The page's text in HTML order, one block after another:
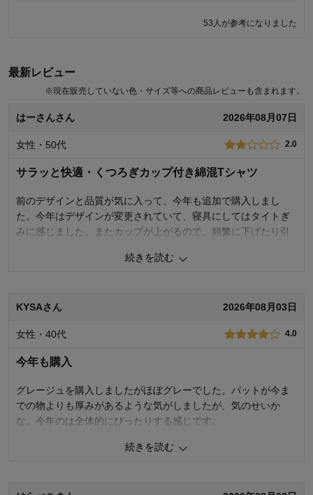
53人が参考になりました
最新レビュー
※現在販売していない色・サイズ等への商品レビューも含まれます。
はーさんさん 2026年08月07日
女性・50代 2.0
サラッと快適・くつろぎカップ付き綿混Tシャツ
前のデザインと品質が気に入って、今年も追加で購入しまし
た。今年はデザインが変更されていて、寝具にしてはタイトぎ
みに感じました。またカップが上がるので、頻繁に下げたり引
ンです。来年は旧デザインに戻る事を願っています。
体型： ぽっちゃり型
身長（cm）：
166～
サイズ：
続きを読む
KYSAさん 2026年08月03日
女性・40代 4.0
今年も購入
グレージュを購入しましたがほぼグレーでした。パットが今ま
での物よりも厚みがあるような気がしましたが、気のせいか
な。今年のは全体的にぴったりする感じです。
人が参考になりました
続きを読む